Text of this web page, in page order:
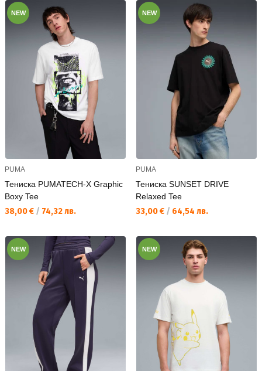
NEW
PUMA
Тениска PUMATECH-X Graphic
Boxy Tee
Текуща цена:
38,00 € / 74,32 лв.
NEW
PUMA
Тениска SUNSET DRIVE
Relaxed Tee
Текуща цена:
33,00 € / 64,54 лв.
NEW NEW